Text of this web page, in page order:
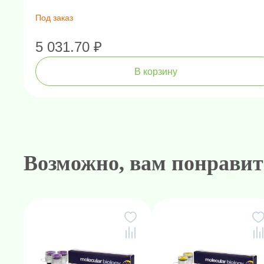
Под заказ
5 031.70 ₽
В корзину
Возможно, вам